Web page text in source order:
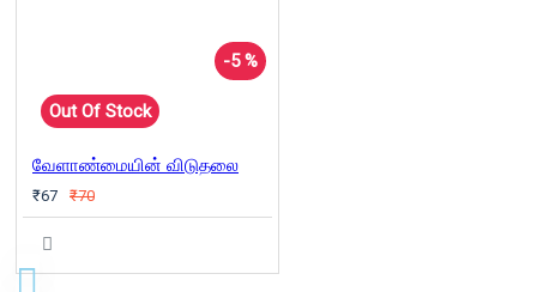
-5 %
Out Of Stock
வேளாண்மையின் விடுதலை
₹67 ₹70